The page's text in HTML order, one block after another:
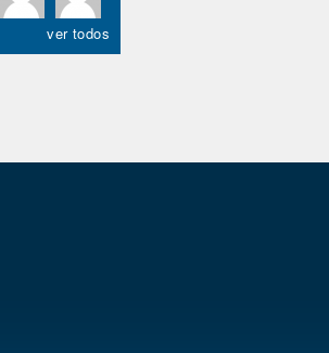
ver todos